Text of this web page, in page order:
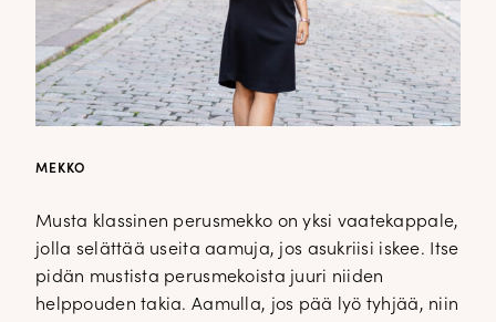
MEKKO
Musta klassinen perusmekko on yksi vaatekappale,
jolla selättää useita aamuja, jos asukriisi iskee. Itse
pidän mustista perusmekoista juuri niiden
helppouden takia. Aamulla, jos pää lyö tyhjää, niin